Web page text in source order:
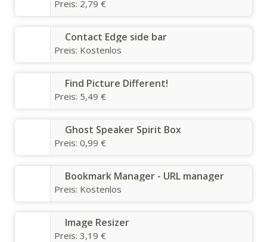
Preis: 2,79 €
Contact Edge side bar
Preis: Kostenlos
Find Picture Different!
Preis: 5,49 €
Ghost Speaker Spirit Box
Preis: 0,99 €
Bookmark Manager - URL manager
Preis: Kostenlos
Image Resizer
Preis: 3,19 €